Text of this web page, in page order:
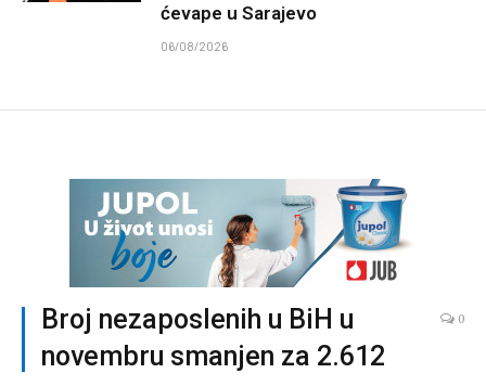
ćevape u Sarajevo
06/08/2026
Broj nezaposlenih u BiH u
novembru smanjen za 2.612
0